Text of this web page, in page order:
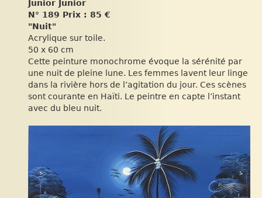
Junior Junior
N° 189 Prix : 85 €
"Nuit"
Acrylique sur toile.
50 x 60 cm
Cette peinture monochrome évoque la sérénité par
une nuit de pleine lune. Les femmes lavent leur linge
dans la rivière hors de l’agitation du jour. Ces scènes
sont courante en Haïti. Le peintre en capte l’instant
avec du bleu nuit.